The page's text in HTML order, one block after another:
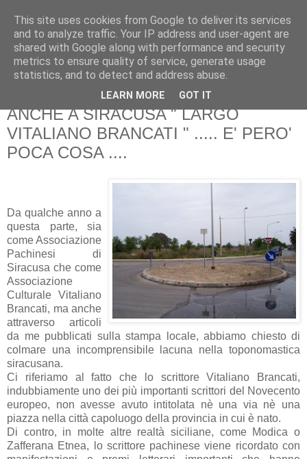
Pippo Bufardeci
La politica a Siracusa e dintorni
martedì 31 marzo 2009
ANCHE A SIRACUSA " LARGO
VITALIANO BRANCATI " ..... E' PERO'
POCA COSA ....
Da qualche anno a
questa parte, sia
come Associazione
Pachinesi di
Siracusa che come
Associazione
Culturale Vitaliano
Brancati, ma anche
attraverso articoli
da me pubblicati sulla stampa locale, abbiamo chiesto di
colmare una incomprensibile lacuna nella toponomastica
siracusana.
Ci riferiamo al fatto che lo scrittore Vitaliano Brancati,
indubbiamente uno dei più importanti scrittori del Novecento
europeo, non avesse avuto intitolata nè una via nè una
piazza nella città capoluogo della provincia in cui è nato.
Di contro, in molte altre realtà siciliane, come Modica o
Zafferana Etnea, lo scrittore pachinese viene ricordato con
This site uses cookies from Google to deliver its services
and to analyze traffic. Your IP address and user-agent are
shared with Google along with performance and security
metrics to ensure quality of service, generate usage
statistics, and to detect and address abuse.
LEARN MORE GOT IT